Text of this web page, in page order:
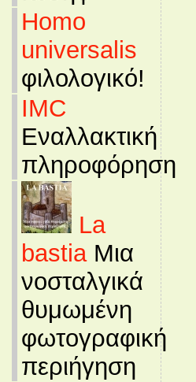
Homo
universalis
φιλολογικό!
IMC
Εναλλακτική
πληροφόρηση
La
bastiaΜια
νοσταλγικά
θυμωμένη
φωτογραφική
περιήγηση